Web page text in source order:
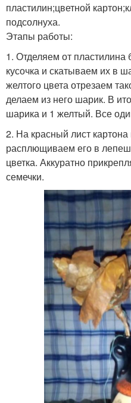
пластилин;цветной
подсолнуха.
Этапы работы:
1. Отделяем от пластилина
кусочка и скатываем их в
желтого цвета отрезаем
делаем из него шарик. В
шарика и 1 желтый. Все
2. На красный лист
расплющиваем его в
цветка. Аккуратно
семечки.